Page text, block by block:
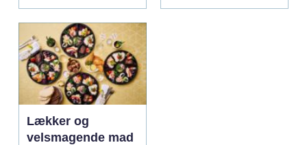
Lækker og
velsmagende mad